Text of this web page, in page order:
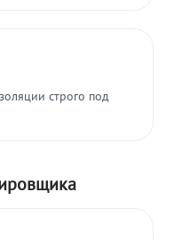
строго под